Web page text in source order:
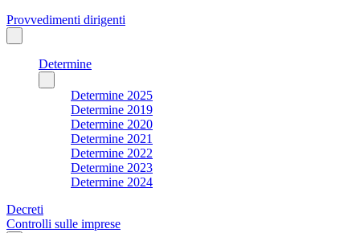
Provvedimenti dirigenti
Determine
Determine 2025
Determine 2019
Determine 2020
Determine 2021
Determine 2022
Determine 2023
Determine 2024
Decreti
Controlli sulle imprese